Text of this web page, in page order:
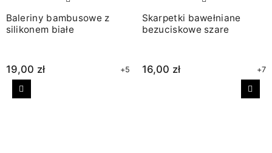
Baleriny bambusowe z
silikonem białe
19,00 zł +5
Skarpetki bawełniane
bezuciskowe szare
16,00 zł +7
Poprzedni